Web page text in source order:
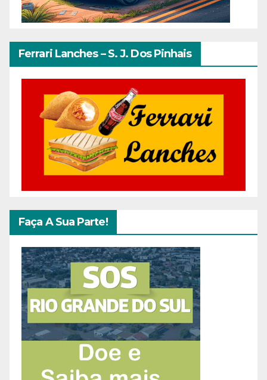
Ferrari Lanches – S. J. Dos Pinhais
Faça A Sua Parte!